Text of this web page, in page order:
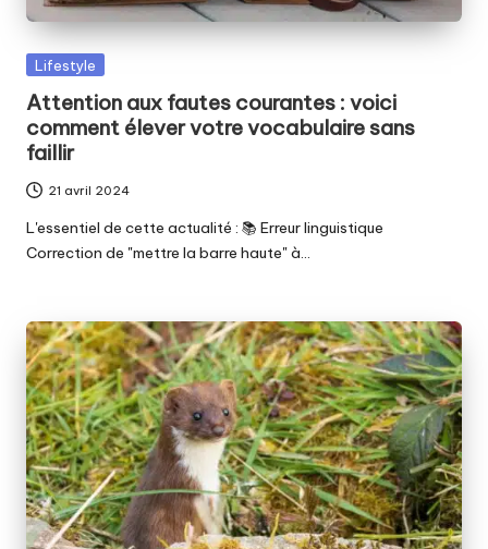
Posted
Lifestyle
Attention aux fautes courantes : voici
comment élever votre vocabulaire sans
faillir
21 avril 2024
L'essentiel de cette actualité : 📚 Erreur linguistique
Correction de "mettre la barre haute" à…